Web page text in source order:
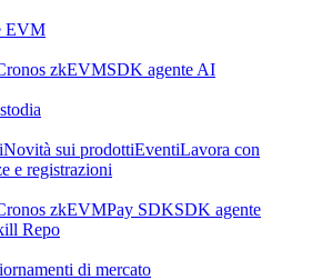
EVM
zkEVMSDK agente AI
Novità sui prodottiEventiLavora con
e registrazioni
zkEVMPay SDKSDK agente
Repo
di mercato